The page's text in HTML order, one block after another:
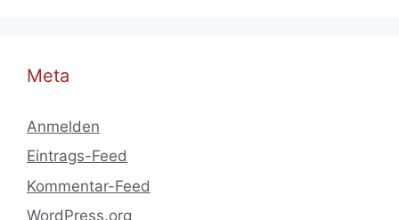
Meta
Anmelden
Eintrags-Feed
Kommentar-Feed
WordPress.org